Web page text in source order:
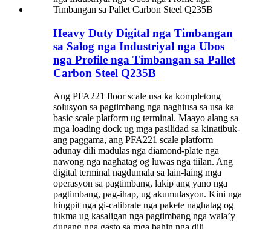
Heavy Duty Digital nga Timbangan
sa Salog nga Industriyal nga Ubos
nga Profile nga Timbangan sa Pallet
Carbon Steel Q235B
Ang PFA221 floor scale usa ka kompletong
solusyon sa pagtimbang nga naghiusa sa usa ka
basic scale platform ug terminal. Maayo alang sa
mga loading dock ug mga pasilidad sa kinatibuk-
ang paggama, ang PFA221 scale platform
adunay dili madulas nga diamond-plate nga
nawong nga naghatag og luwas nga tiilan. Ang
digital terminal nagdumala sa lain-laing mga
operasyon sa pagtimbang, lakip ang yano nga
pagtimbang, pag-ihap, ug akumulasyon. Kini nga
hingpit nga gi-calibrate nga pakete naghatag og
tukma ug kasaligan nga pagtimbang nga wala’y